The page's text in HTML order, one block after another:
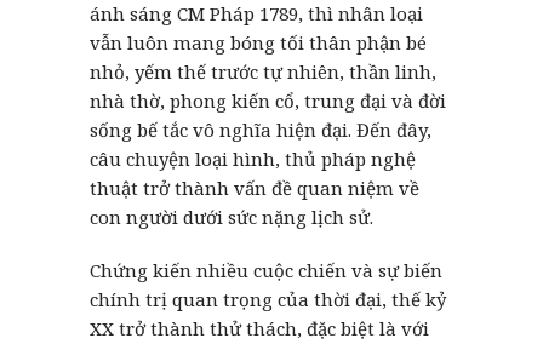
ánh sáng CM Pháp 1789, thì nhân loại
vẫn luôn mang bóng tối thân phận bé
nhỏ, yếm thế trước tự nhiên, thần linh,
nhà thờ, phong kiến cổ, trung đại và đời
sống bế tắc vô nghĩa hiện đại. Đến đây,
câu chuyện loại hình, thủ pháp nghệ
thuật trở thành vấn đề quan niệm về
con người dưới sức nặng lịch sử.
Chứng kiến nhiều cuộc chiến và sự biến
chính trị quan trọng của thời đại, thế kỷ
XX trở thành thử thách, đặc biệt là với